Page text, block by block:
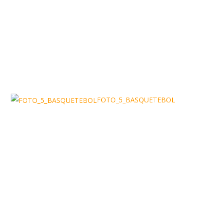
FOTO_5_BASQUETEBOL